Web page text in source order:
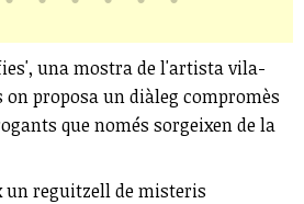
una mostra de l'artista vila-
on proposa un diàleg compromès
que només sorgeixen de la
un reguitzell de misteris